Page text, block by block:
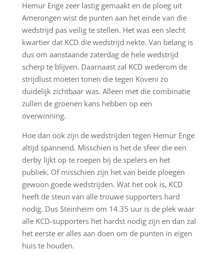
Hemur Enge zeer lastig gemaakt en de ploeg uit
Amerongen wist de punten aan het einde van die
wedstrijd pas veilig te stellen. Het was een slecht
kwartier dat KCD die wedstrijd nekte. Van belang is
dus om aanstaande zaterdag de hele wedstrijd
scherp te blijven. Daarnaast zal KCD wederom de
strijdlust moeten tonen die tegen Koveni zo
duidelijk zichtbaar was. Alleen met die combinatie
zullen de groenen kans hebben op een
overwinning.
Hoe dan ook zijn de wedstrijden tegen Hemur Enge
altijd spannend. Misschien is het de sfeer die een
derby lijkt op te roepen bij de spelers en het
publiek. Of misschien zijn het van beide ploegen
gewoon goede wedstrijden. Wat het ook is, KCD
heeft de steun van alle trouwe supporters hard
nodig. Dus Steinheim om 14.35 uur is de plek waar
alle KCD-supporters het hardst nodig zijn en dan zal
het eerste er alles aan doen om de punten in eigen
huis te houden.